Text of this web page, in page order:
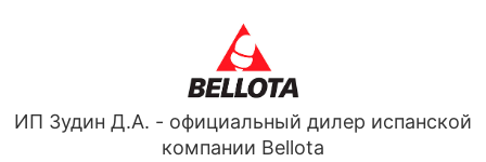
ИП Зудин Д.А. - официальный дилер испанской
компании Bellota